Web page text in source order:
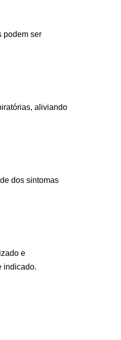
podem ser
aliviando
dos sintomas
e
indicado.